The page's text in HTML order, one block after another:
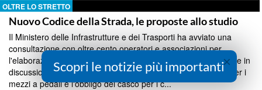
OLTRE LO STRETTO
Nuovo Codice della Strada, le proposte allo studio
Il Ministero delle Infrastrutture e dei Trasporti ha avviato una
consultazione con oltre cento operatori e associazioni per
l'elaborazione di un nuovo Codice della Strada. Tra le proposte in
discussione figurano la patente a 17 anni, un contrassegno per i
mezzi a pedali e l'obbligo del casco per i c...
×
Scopri le notizie più importanti